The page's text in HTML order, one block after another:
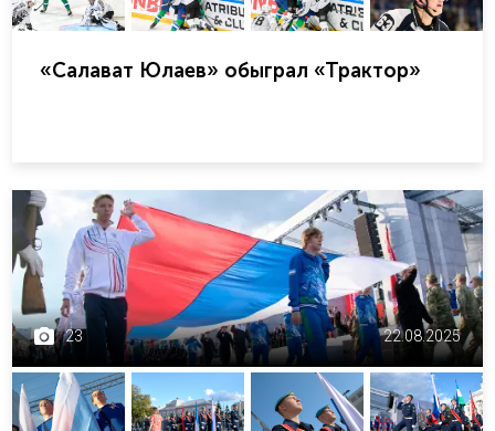
«Салават Юлаев» обыграл «Трактор»
23 22.08.2025